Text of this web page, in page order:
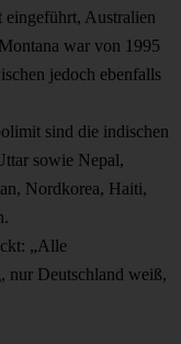
Australien
war von 1995
jedoch ebenfalls
sind die indischen
sowie Nepal,
Nordkorea, Haiti,
„Alle
nur Deutschland weiß,